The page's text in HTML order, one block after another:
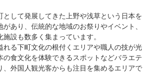
として発展してきた上野や浅草という日本を
あり、伝統的な地域のお祭りやイベント、
設も数多く集まっています。
れる下町文化の根付くエリアや職人の技が光
の食文化を体験できるスポットなどバラエテ
、外国人観光客からも注目を集めるエリアで